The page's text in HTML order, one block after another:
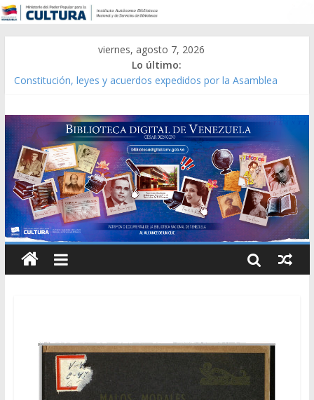
viernes, agosto 7, 2026
Lo último:
Catálogo temático de obras de Modesta Bor
Constitución, leyes y acuerdos expedidos por la Asamblea
Una Parálisis [material gráfico]
Modesta Bor Sánchez [material gráfico]
Gaceta Oficial de la República de Venezuela año CXXXIII Mes V,
Caracas 09 de marzo de 2006 N° 38.394